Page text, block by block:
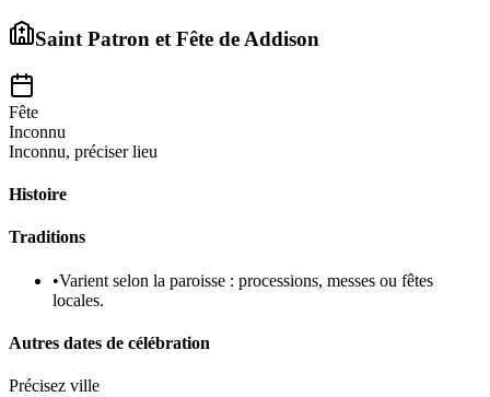
Saint Patron et Fête deAddison
Fête
Inconnu
Inconnu, préciser lieu
Histoire
Traditions
•Varient selon la paroisse : processions, messes ou fêtes
locales.
Autres dates de célébration
Précisez ville